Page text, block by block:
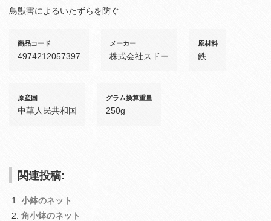
鳥獣害によるいたずらを防ぐ
商品コード
4974212057397
メーカー
株式会社スドー
原材料
鉄
原産国
中華人民共和国
グラム換算重量
250g
関連投稿:
小鉢のネット
角小鉢のネット